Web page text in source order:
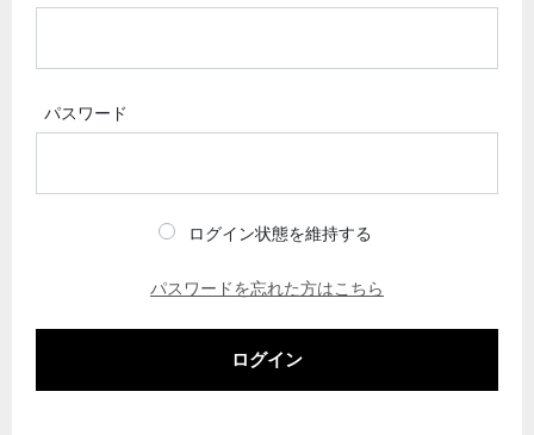
パスワード
ログイン状態を維持する
パスワードを忘れた方はこちら
ログイン